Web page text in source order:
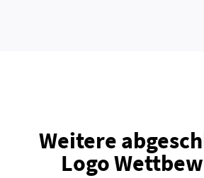
Weitere
Logo